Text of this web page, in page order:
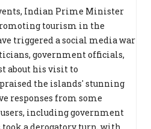
Indian Prime Minister
tourism in the
triggered a social media war
government officials,
about his visit to
the islands' stunning
responses from some
including government